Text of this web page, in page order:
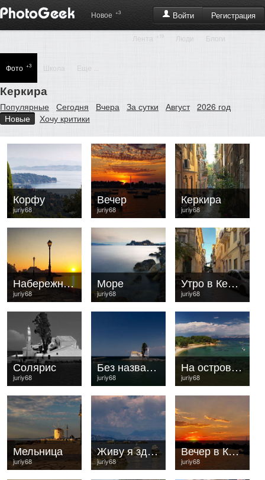
Войти Регистрация
Новое +3
Лента +19 Люди Блоги
Фото +3 Школа Еще ...
Керкира
Популярные Сегодня Вчера За сутки Август 2026 год
Новые
Хочу критики
juriy68
Корфу
juriy68
Вечер
juriy68
Керкира
juriy68
Набережная Керкиры
juriy68
Море
juriy68
Утро в Керкире
juriy68
Солярис
juriy68
Без названия
juriy68
На острове Видос...
juriy68
Мельница
juriy68
Живу я здесь!..
juriy68
Вечер в Керкире